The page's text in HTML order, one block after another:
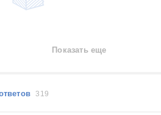
Показать еще
319